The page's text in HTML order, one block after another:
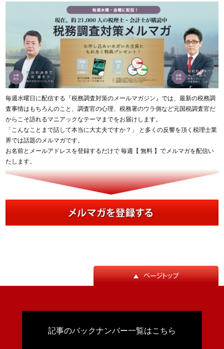
毎週水曜日に配信する『税務調査対策のメールマガジン』では、最新の税務調
査事情はもちろんのこと、調査官の心理、税務署のウラ側など元国税調査官だ
からこそ語れるマニアックなテーマまでをお届けします。
「こんなことまで話して本当に大丈夫ですか？」 と多くの反響を頂く税理士業
界では話題のメルマガです。
お名前とメールアドレスを登録するだけで 毎週【 無料 】でメルマガを配信い
たします。
記事のバックナンバー一覧はこちら